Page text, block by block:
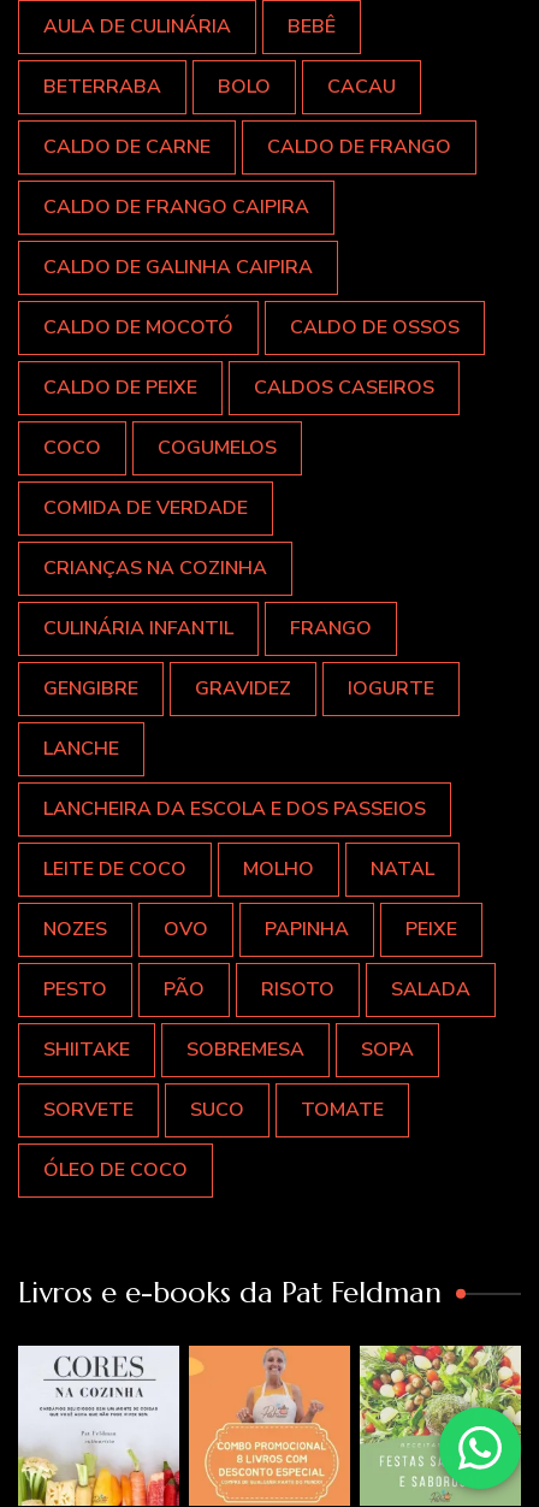
AULA DE CULINÁRIA BEBÊ
BETERRABA BOLO CACAU
CALDO DE CARNE CALDO DE FRANGO
CALDO DE FRANGO CAIPIRA
CALDO DE GALINHA CAIPIRA
CALDO DE MOCOTÓ CALDO DE OSSOS
CALDO DE PEIXE CALDOS CASEIROS
COCO COGUMELOS
COMIDA DE VERDADE
CRIANÇAS NA COZINHA
CULINÁRIA INFANTIL FRANGO
GENGIBRE GRAVIDEZ IOGURTE
LANCHE
LANCHEIRA DA ESCOLA E DOS PASSEIOS
LEITE DE COCO MOLHO NATAL
NOZES OVO PAPINHA PEIXE
PESTO PÃO RISOTO SALADA
SHIITAKE SOBREMESA SOPA
SORVETE SUCO TOMATE
ÓLEO DE COCO
Livros e e-books da Pat Feldman